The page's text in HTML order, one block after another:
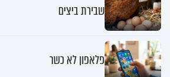
שבירת ביצים
פלאפון לא כשר